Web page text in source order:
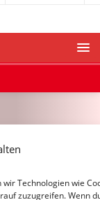
Technologien wie
zuzugreifen. Wenn